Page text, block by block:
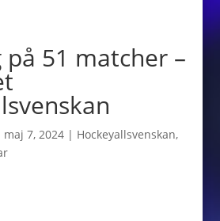
på 51 matcher –
maj 7, 2024| Hockeyallsvenskan,